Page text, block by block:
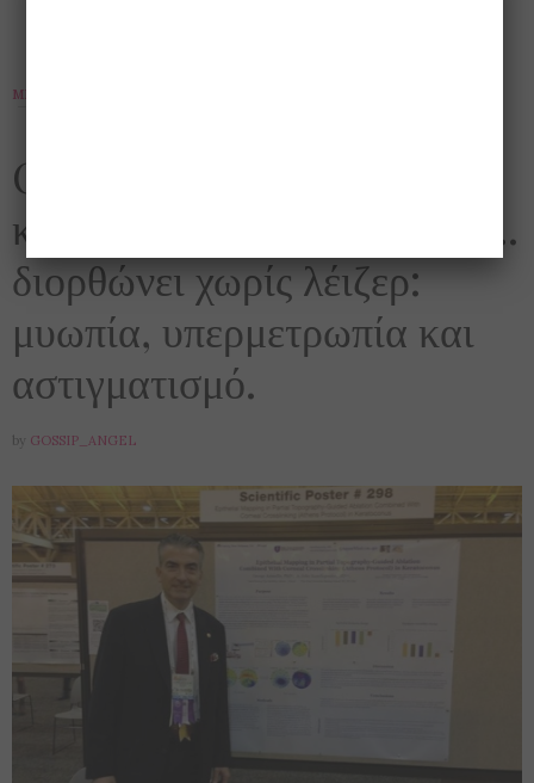
MEDIA
O διεθνούς φήμης Έλληνας
καθηγητής οφθαλμολογίας….
διορθώνει χωρίς λέιζερ:
μυωπία, υπερμετρωπία και
αστιγματισμό.
by GOSSIP_ANGEL